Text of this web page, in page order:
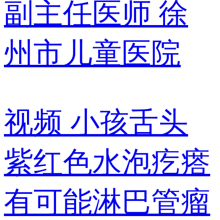
副主任医师 徐
州市儿童医院
视频 小孩舌头
紫红色水泡疙瘩
有可能淋巴管瘤